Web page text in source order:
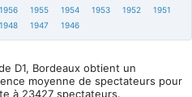
1956 1955 1954 1953 1952
1951
1948 1947 1946
D1, Bordeaux obtient un
moyenne de spectateurs pour
à 23427 spectateurs.